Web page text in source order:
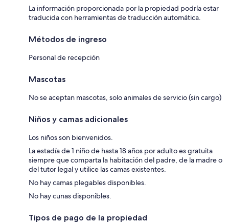
La información proporcionada por la propiedad podría estar
traducida con herramientas de traducción automática.
Métodos de ingreso
Personal de recepción
Mascotas
No se aceptan mascotas, solo animales de servicio (sin cargo)
Niños y camas adicionales
Los niños son bienvenidos.
La estadía de 1 niño de hasta 18 años por adulto es gratuita
siempre que comparta la habitación del padre, de la madre o
del tutor legal y utilice las camas existentes.
No hay camas plegables disponibles.
No hay cunas disponibles.
Tipos de pago de la propiedad